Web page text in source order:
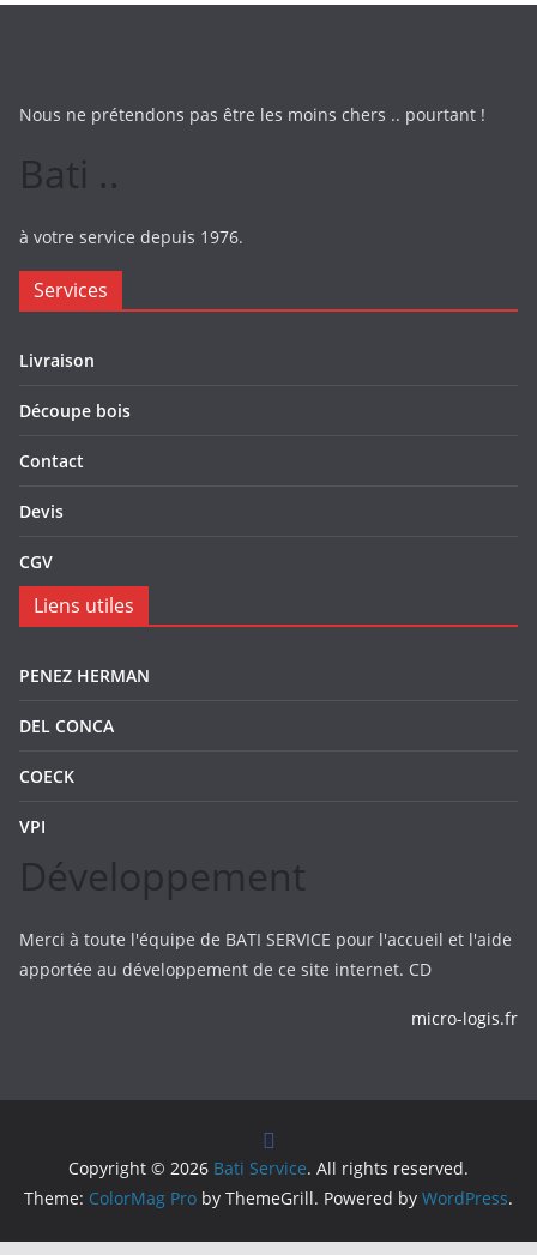
Nous ne prétendons pas être les moins chers .. pourtant !
Bati ..
à votre service depuis 1976.
Services
Livraison
Découpe bois
Contact
Devis
CGV
Liens utiles
PENEZ HERMAN
DEL CONCA
COECK
VPI
Développement
Merci à toute l'équipe de BATI SERVICE pour l'accueil et l'aide
apportée au développement de ce site internet. CD
micro-logis.fr
Copyright © 2026 Bati Service. All rights reserved.
Theme: ColorMag Pro by ThemeGrill. Powered by WordPress.